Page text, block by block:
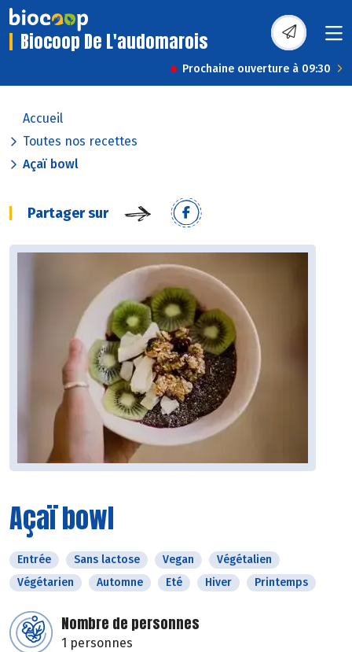
Biocoop De L'audomarois
Prochaine ouverture à 09:30
Accueil
Toutes nos recettes
Açaï bowl
Partager sur
Açaï bowl
Entrée Sans lactose Vegan
Végétalien
Végétarien
Automne Eté Hiver Printemps
Nombre de personnes
1 personnes